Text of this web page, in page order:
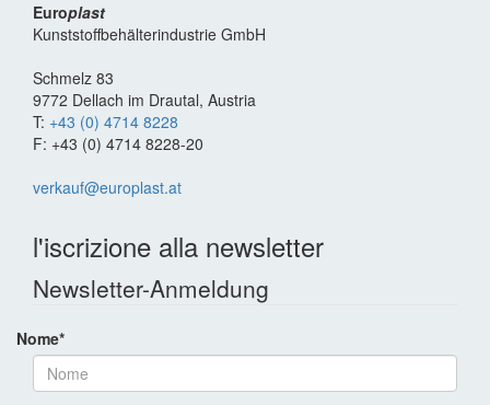
Europlast
Kunststoffbehälterindustrie GmbH
Schmelz 83
9772 Dellach im Drautal, Austria
T: +43 (0) 4714 8228
F: +43 (0) 4714 8228-20
verkauf@europlast.at
l'iscrizione alla newsletter
Newsletter-Anmeldung
Nome*